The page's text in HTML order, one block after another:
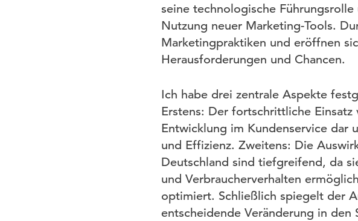
seine technologische
Nutzung neuer Marketing-Tools.
Marketingpraktiken und eröffnen
Herausforderungen und Chancen.
Ich habe drei zentrale Aspekte
Erstens: Der fortschrittliche
Entwicklung im Kundenservice dar
und Effizienz. Zweitens: Die
Deutschland sind tiefgreifend, da
und Verbraucherverhalten
optimiert. Schließlich spiegelt der
entscheidende Veränderung in